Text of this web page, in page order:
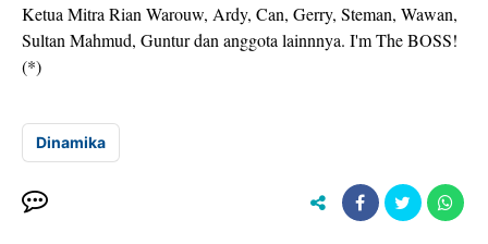
Ketua Mitra Rian Warouw, Ardy, Can, Gerry, Steman, Wawan,
Sultan Mahmud, Guntur dan anggota lainnnya. I'm The BOSS!
(*)
Dinamika